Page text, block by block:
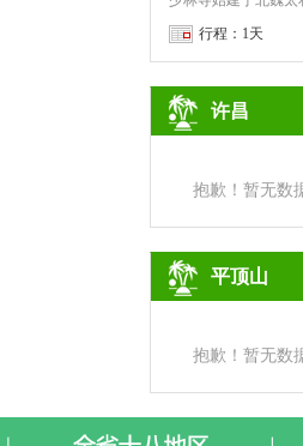
行程：1天
许昌
抱歉！暂无数
平顶山
抱歉！暂无数